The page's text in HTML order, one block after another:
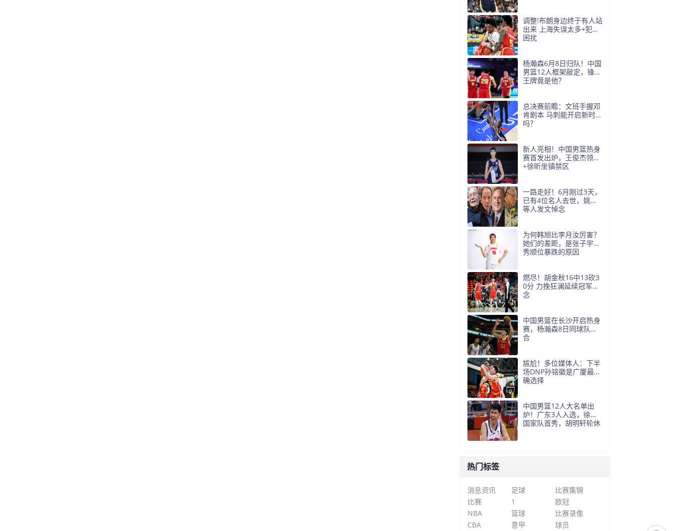
调整!布朗身边终于有人站
出来 上海失误太多+犯规
困扰
杨瀚森6月8日归队！中国
男篮12人框架敲定，锋线
王牌竟是他？
总决赛前瞻：文班手握邓
肯剧本 马刺能开启新时代
吗？
新人亮相！中国男篮热身
赛首发出炉，王俊杰领衔
+徐昕坐镇禁区
一路走好！6月刚过3天，
已有4位名人去世，姚明
等人发文悼念
为何韩旭比李月汝厉害？
她们的差距，是张子宇选
秀顺位暴跌的原因
燃尽！胡金秋16中13砍3
0分 力挽狂澜延续冠军悬
念
中国男篮在长沙开启热身
赛，杨瀚森8日同球队会
合
尴尬！多位媒体人：下半
场DNP孙铭徽是广厦最正
确选择
中国男篮12人大名单出
炉！广东3人入选，徐昕
国家队首秀，胡明轩轮休
热门标签
消息资讯 足球
比赛集锦
比赛
1
欧冠
NBA
篮球
比赛录像
CBA
意甲 球员